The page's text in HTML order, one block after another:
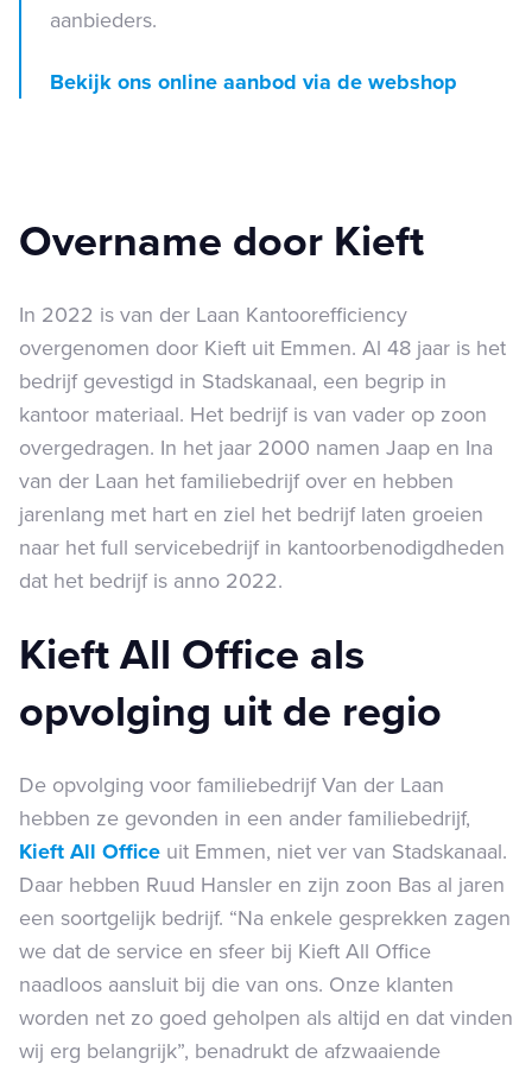
aanbieders.
Bekijk ons online aanbod via de webshop
Overname door Kieft
In 2022 is van der Laan Kantoorefficiency
overgenomen door Kieft uit Emmen. Al 48 jaar is het
bedrijf gevestigd in Stadskanaal, een begrip in
kantoor materiaal. Het bedrijf is van vader op zoon
overgedragen. In het jaar 2000 namen Jaap en Ina
van der Laan het familiebedrijf over en hebben
jarenlang met hart en ziel het bedrijf laten groeien
naar het full servicebedrijf in kantoorbenodigdheden
dat het bedrijf is anno 2022.
Kieft All Office als
opvolging uit de regio
De opvolging voor familiebedrijf Van der Laan
hebben ze gevonden in een ander familiebedrijf,
Kieft All Office uit Emmen, niet ver van Stadskanaal.
Daar hebben Ruud Hansler en zijn zoon Bas al jaren
een soortgelijk bedrijf. “Na enkele gesprekken zagen
we dat de service en sfeer bij Kieft All Office
naadloos aansluit bij die van ons. Onze klanten
worden net zo goed geholpen als altijd en dat vinden
wij erg belangrijk”, benadrukt de afzwaaiende